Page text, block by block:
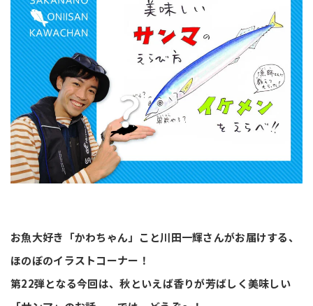
お魚大好き「かわちゃん」こと川田一輝さんがお届けする、
ほのぼのイラストコーナー！
第22弾となる今回は、秋といえば香りが芳ばしく美味しい